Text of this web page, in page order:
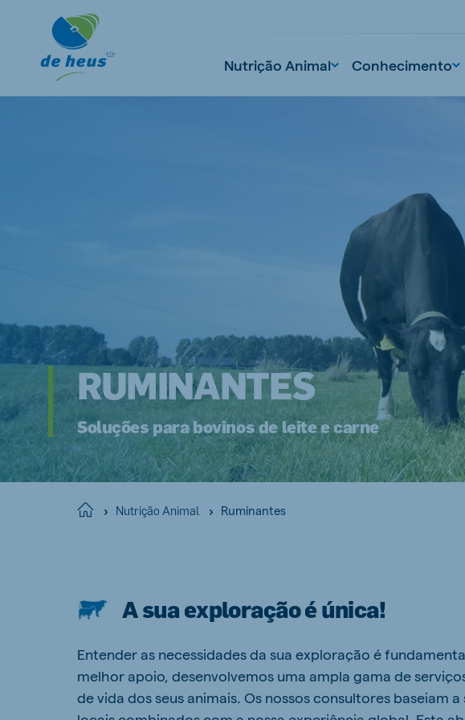
Nutrição Animal Conhecimento
RUMINANTES
Soluções para bovinos de leite e carne
Home Nutrição Animal Ruminantes
A sua exploração é única!
Entender as necessidades da sua exploração é
melhor apoio, desenvolvemos uma ampla gama de
de vida dos seus animais. Os nossos consultores